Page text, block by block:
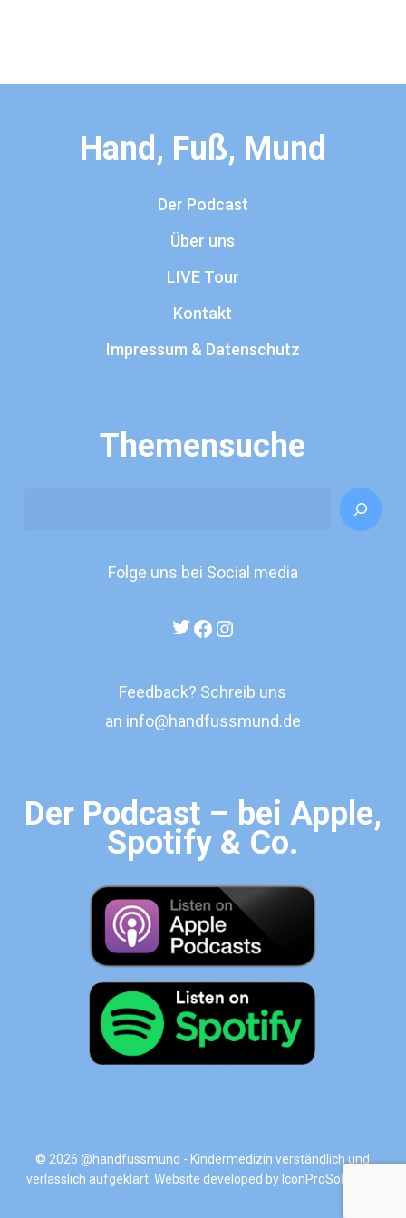
Hand, Fuß, Mund
Der Podcast
Über uns
LIVE Tour
Kontakt
Impressum & Datenschutz
Themensuche
Folge uns bei Social media
Twitter
Facebook
Feedback? Schreib uns
an info@handfussmund.de
Der Podcast – bei Apple,
Spotify & Co.
© 2026 @handfussmund - Kindermedizin verständlich und
verlässlich aufgeklärt. Website developed by IconProSolutions